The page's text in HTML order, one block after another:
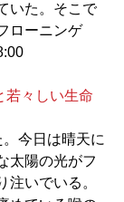
いた。そこで
ローニンゲ
若々しい生命
今日は晴天に
太陽の光がフ
注いでいる。